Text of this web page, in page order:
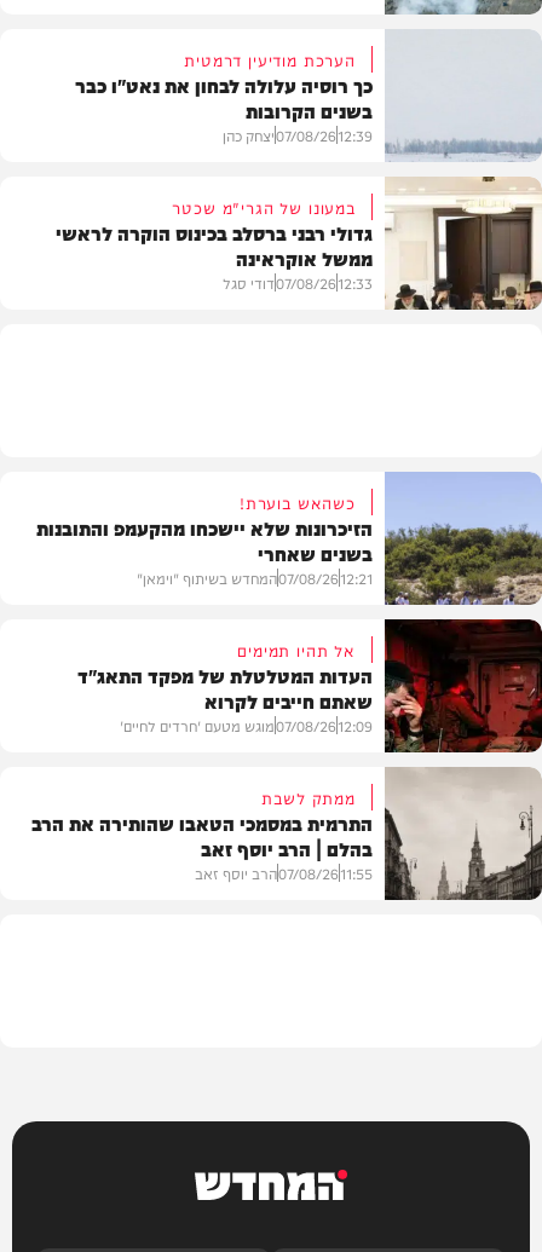
הערכת מודיעין דרמטית
כך רוסיה עלולה לבחון את נאט"ו כבר
בשנים הקרובות
12:39
07/08/26יצחק כהן
במעונו של הגרי"מ שכטר
גדולי רבני ברסלב בכינוס הוקרה לראשי
ממשל אוקראינה
12:33
07/08/26דודי סגל
וידאו
כשהאש בוערת!
הזיכרונות שלא יישכחו מהקעמפ והתובנות
בשנים שאחרי
12:21
07/08/26המחדש בשיתוף "וימאן"
דעות
אל תהיו תמימים
העדות המטלטלת של מפקד התאג"ד
שאתם חייבים לקרוא
12:09
07/08/26מוגש מטעם 'חרדים לחיים'
ממתק לשבת
התרמית במסמכי הטאבו שהותירה את הרב
בהלם | הרב יוסף זאב
11:55
07/08/26הרב יוסף זאב
המחדש